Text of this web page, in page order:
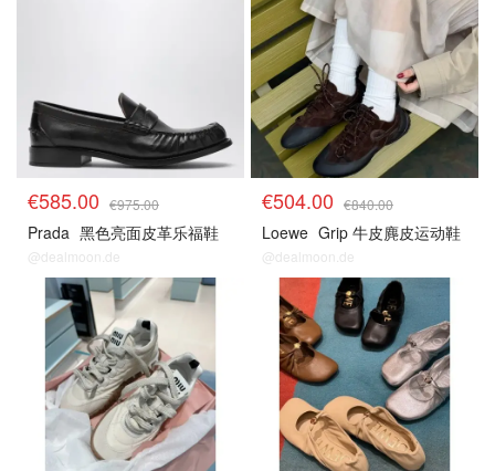
€585.00 €975.00
Prada 黑色亮面皮革乐福鞋
@dealmoon.de
€504.00 €840.00
Loewe Grip 牛皮麂皮运动鞋
@dealmoon.de